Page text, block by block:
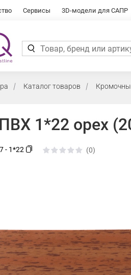
Сервисы 3D-модели для САПР
Каталог товаров
1*22 орех
- 1*22 (0)